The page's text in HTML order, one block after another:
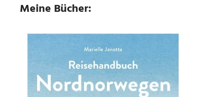
Meine Bücher: